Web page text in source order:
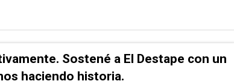
Sostené a El Destape con un
haciendo historia.